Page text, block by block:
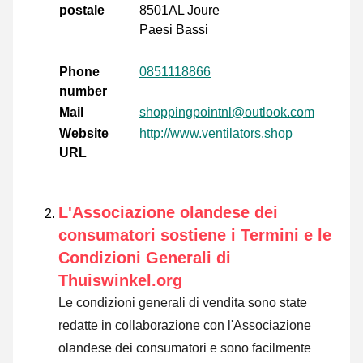
postale
8501AL Joure
Paesi Bassi
Phone
number
0851118866
Mail
shoppingpointnl@outlook.com
Website
URL
http://www.ventilators.shop
L'Associazione olandese dei
consumatori sostiene i Termini e le
Condizioni Generali di
Thuiswinkel.org
Le condizioni generali di vendita sono state
redatte in collaborazione con l'Associazione
olandese dei consumatori e sono facilmente